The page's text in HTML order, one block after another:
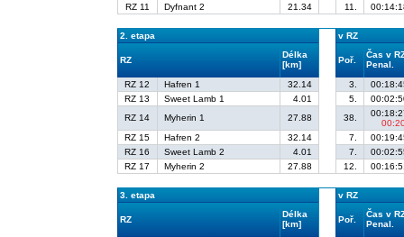
RZ 11
Dyfnant 2 21.34 11.
2. etapa v RZ
RZ
Délka
[km]
Poř.
Čas v
Penal.
RZ 12
Hafren 1 32.14 3.
RZ 13
Sweet Lamb 1 4.01 5.
RZ 14
Myherin 1 27.88 38.
RZ 15
Hafren 2 32.14 7.
RZ 16
Sweet Lamb 2 4.01 7.
RZ 17
Myherin 2 27.88 12.
3. etapa v RZ
RZ
Délka
[km]
Poř.
Čas v
Penal.